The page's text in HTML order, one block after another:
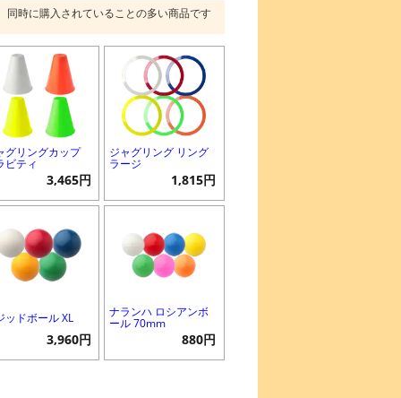
同時に購入されていることの多い商品です
グリングカップ
ビティ
3,465円
ジャグリング リング
ラージ
1,815円
ッドボール XL
3,960円
ナランハ ロシアンボ
ール 70mm
880円